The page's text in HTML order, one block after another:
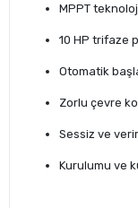
MPPT
10 HP trifaze
Otomatik
Zorlu çevre
Sessiz ve
Kurulumu ve